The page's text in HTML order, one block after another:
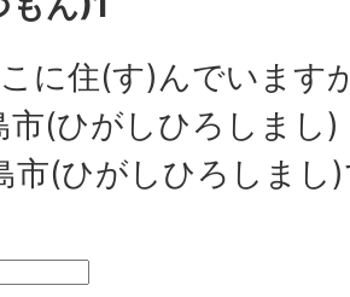
に住(す)んでいます
市(ひがしひろしまし)
市(ひがしひろしまし